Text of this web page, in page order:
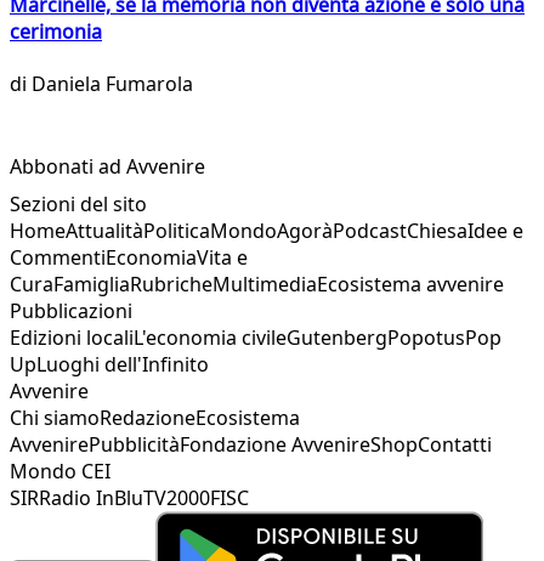
cerimonia
di Daniela Fumarola
Abbonati ad Avvenire
Sezioni del sito
HomeAttualitàPoliticaMondoAgoràPodcastChiesaIdee e
CommentiEconomiaVita e
CuraFamigliaRubricheMultimediaEcosistema avvenire
Pubblicazioni
Edizioni localiL'economia civileGutenbergPopotusPop
UpLuoghi dell'Infinito
Avvenire
Chi siamoRedazioneEcosistema
AvvenirePubblicitàFondazione AvvenireShopContatti
Mondo CEI
SIRRadio InBluTV2000FISC